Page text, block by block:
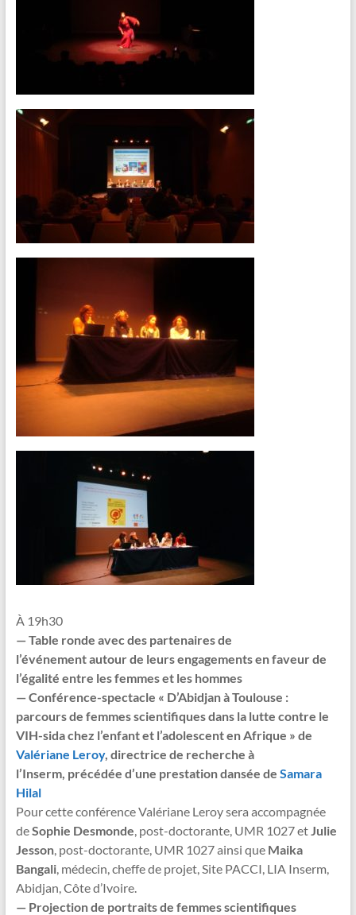
À 19h30
— Table ronde avec des partenaires de
l’événement autour de leurs engagements en faveur de
l’égalité entre les femmes et les hommes
— Conférence-spectacle « D’Abidjan à Toulouse :
parcours de femmes scientifiques dans la lutte contre le
VIH-sida chez l’enfant et l’adolescent en Afrique » de
Valériane Leroy, directrice de recherche à
l’Inserm, précédée d’une prestation dansée de Samara
Hilal
Pour cette conférence Valériane Leroy sera accompagnée
deSophie Desmonde , post-doctorante, UMR 1027 et Julie
Jesson, post-doctorante, UMR 1027 ainsi que Maika
Bangali, médecin, cheffe de projet, Site PACCI, LIA Inserm,
Abidjan, Côte d’Ivoire.
— Projection de portraits de femmes scientifiques